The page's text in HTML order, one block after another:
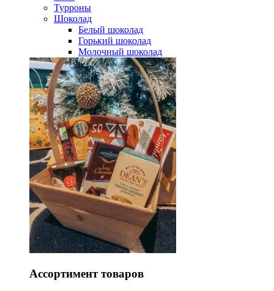
Турроны
Шоколад
Белый шоколад
Горький шоколад
Молочный шоколад
Ассортимент товаров